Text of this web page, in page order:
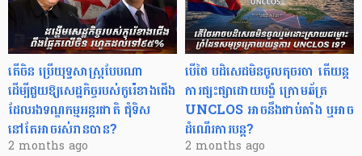
តើចិន ប្រើយុទ្ធសាស្ត្របែបណា
ដើម្បីជួយឱ្យសេដ្ឋកិច្ចរបស់កូរ៉េខាងជើង
ដែលរងទណ្ឌកម្ម​អន្តរជាតិ ជុំទិស
នៅតែអាចរស់រានបាន?
2 months ago
បើថៃ បដិសេដមិនចូលតុចរចា តើយន្ត
ការផ្សះផ្សាដោយបង្ខំ ក្រោមឆ័ត្រ
UNCLOS អាចនឹងជាប់គាំង ឬអាច
ដំណើរការបន្ត?
2 months ago